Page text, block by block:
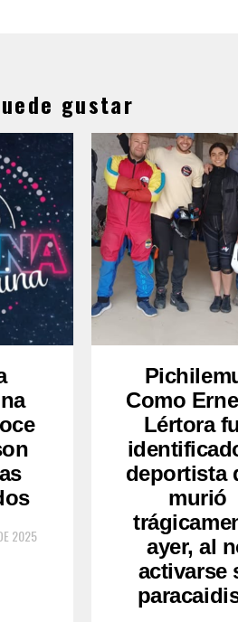
gustar
2025
Como
Lértora
deportista
murió
ayer, al
activarse